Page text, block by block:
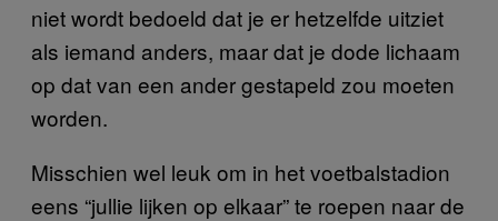
niet wordt bedoeld dat je er hetzelfde uitziet
als iemand anders, maar dat je dode lichaam
op dat van een ander gestapeld zou moeten
worden.
Misschien wel leuk om in het voetbalstadion
eens “jullie lijken op elkaar” te roepen naar de